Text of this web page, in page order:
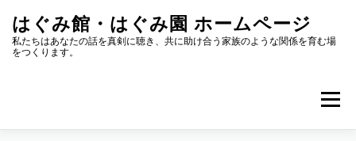
ッ
はぐみ館・はぐみ園 ホームページ
私たちはあなたの話を真剣に聴き、共に助け合う家族のような関係を育む場
をつくります。
メニュー